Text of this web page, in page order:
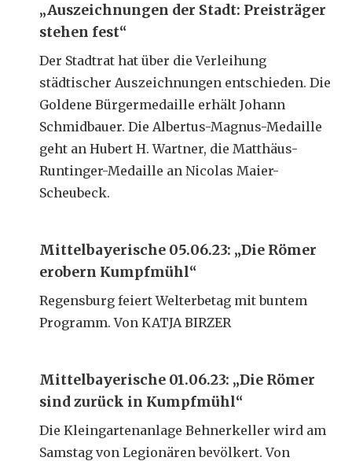
„Auszeichnungen der Stadt: Preisträger
stehen fest“
Der Stadtrat hat über die Verleihung
städtischer Auszeichnungen entschieden. Die
Goldene Bürgermedaille erhält Johann
Schmidbauer. Die Albertus-Magnus-Medaille
geht an Hubert H. Wartner, die Matthäus-
Runtinger-Medaille an Nicolas Maier-
Scheubeck.
Mittelbayerische 05.06.23: „Die Römer
erobern Kumpfmühl“
Regensburg feiert Welterbetag mit buntem
Programm. Von KATJA BIRZER
Mittelbayerische 01.06.23: „Die Römer
sind zurück in Kumpfmühl“
Die Kleingartenanlage Behnerkeller wird am
Samstag von Legionären bevölkert. Von